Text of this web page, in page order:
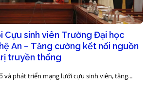
Cựu sinh viên Trường Đại học
An – Tăng cường kết nối nguồn
truyền thống
và phát triển mạng lưới cựu sinh viên, tăng...